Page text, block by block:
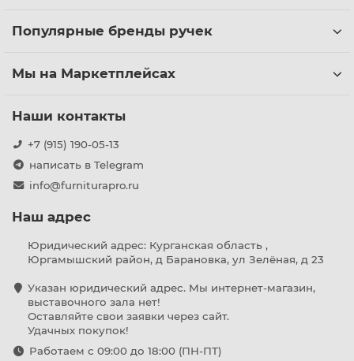
Популярные бренды ручек
Мы на Маркетплейсах
Наши контакты
+7 (915) 190-05-13
написать в Telegram
info@furniturapro.ru
Наш адрес
Юридический адрес: Курганская область ,
Юргамышский район, д Барановка, ул Зелёная, д 23
Указан юридический адрес. Мы интернет-магазин,
выставочного зала нет!
Оставляйте свои заявки через сайт.
Удачных покупок!
Работаем с 09:00 до 18:00 (ПН-ПТ)